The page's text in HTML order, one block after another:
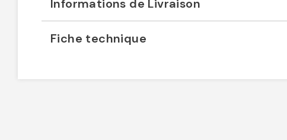
Informations de Livraison
Fiche technique